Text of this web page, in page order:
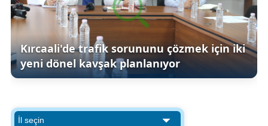
Kırcaali'de trafik sorununu çözmek için iki
yeni dönel kavşak planlanıyor